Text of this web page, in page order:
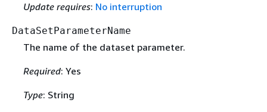
Update requires: No interruption
DataSetParameterName
The name of the dataset parameter.
Required: Yes
Type: String